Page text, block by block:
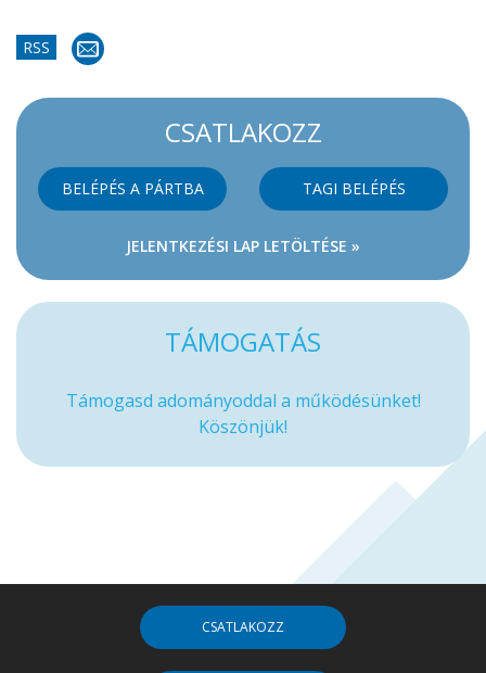
RSS
CSATLAKOZZ
BELÉPÉS A PÁRTBA TAGI BELÉPÉS
JELENTKEZÉSI LAP LETÖLTÉSE »
TÁMOGATÁS
Támogasd adományoddal a működésünket!
Köszönjük!
CSATLAKOZZ